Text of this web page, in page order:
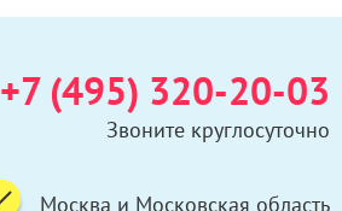
+7 (495) 320-20-03
Звоните круглосуточно
Москва и Московская область